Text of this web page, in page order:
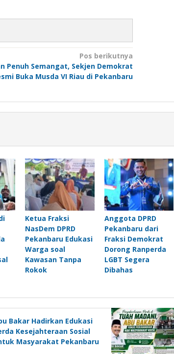
Pos berikutnya
Penuh Semangat, Sekjen Demokrat
Buka Musda VI Riau di Pekanbaru
Ketua Fraksi
NasDem DPRD
Pekanbaru Edukasi
Warga soal
Kawasan Tanpa
Rokok
Anggota DPRD
Pekanbaru dari
Fraksi Demokrat
Dorong Ranperda
LGBT Segera
Dibahas
Bakar Hadirkan Edukasi
Kesejahteraan Sosial
Masyarakat Pekanbaru